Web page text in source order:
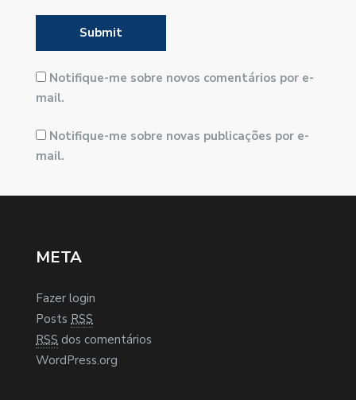
Notifique-me sobre novos comentários por e-
mail.
Notifique-me sobre novas publicações por e-
mail.
META
Fazer login
Posts RSS
RSS dos comentários
WordPress.org